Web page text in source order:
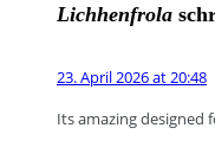
Lichhenfrola
23. April 2026 at 20:48
Its amazing designed